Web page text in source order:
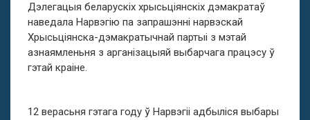
Дэлегацыя беларускіх хрысьціянскіх дэмакратаў
наведала Нарвэгію па запрашэнні нарвэскай
Хрысьціянска-дэмакратычнай партыі з мэтай
азнаямленьня з арганізацыяй выбарчага працэсу ў
гэтай краіне.
12 верасьня гэтага году ў Нарвэгіі адбыліся выбары